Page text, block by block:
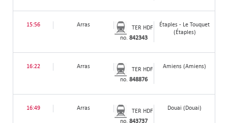
15:56 Arras
TER HDF
no.842343
Étaples - Le Touquet
(Étaples)
16:22 Arras
TER HDF
no.848876
Amiens (Amiens)
16:49 Arras
TER HDF
no.843737
Douai (Douai)